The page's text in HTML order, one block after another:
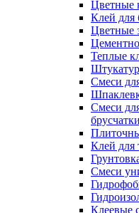
Цветные
Клей для
Цветные
Теплые
Смеси
Смеси
брусчатки
Клей для
Смеси
Клеевые